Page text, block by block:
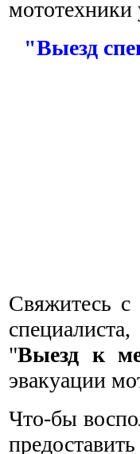
мототехники
"Выезд
Свяжитесь с
"Выезд к
эвакуации
Что-бы